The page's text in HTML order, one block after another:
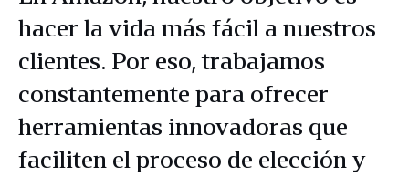
hacer la vida más fácil a nuestros
clientes. Por eso, trabajamos
constantemente para ofrecer
herramientas innovadoras que
faciliten el proceso de elección y